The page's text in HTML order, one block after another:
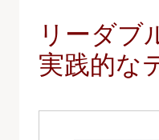
リーダブ
実践的な